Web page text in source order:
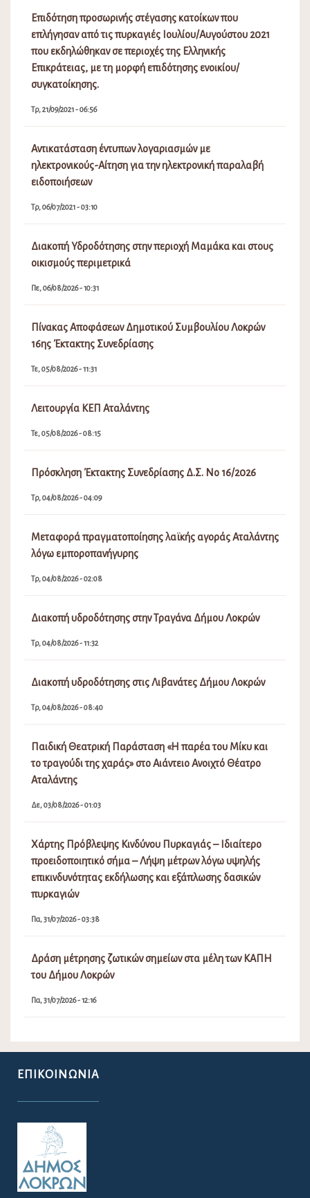
Επιδότηση προσωρινής στέγασης κατοίκων που
επλήγησαν από τις πυρκαγιές Ιουλίου/Αυγούστου 2021
που εκδηλώθηκαν σε περιοχές της Ελληνικής
Επικράτειας, με τη μορφή επιδότησης ενοικίου/
συγκατοίκησης.
Τρ, 21/09/2021 - 06:56
Αντικατάσταση έντυπων λογαριασμών με
ηλεκτρονικούς-Αίτηση για την ηλεκτρονική παραλαβή
ειδοποιήσεων
Τρ, 06/07/2021 - 03:10
Διακοπή Υδροδότησης στην περιοχή Μαμάκα και στους
οικισμούς περιμετρικά
Πε, 06/08/2026 - 10:31
Πίνακας Αποφάσεων Δημοτικού Συμβουλίου Λοκρών
16ης Έκτακτης Συνεδρίασης
Τε, 05/08/2026 - 11:31
Λειτουργία ΚΕΠ Αταλάντης
Τε, 05/08/2026 - 08:15
Πρόσκληση Έκτακτης Συνεδρίασης Δ.Σ. Νο 16/2026
Τρ, 04/08/2026 - 04:09
Μεταφορά πραγματοποίησης λαϊκής αγοράς Αταλάντης
λόγω εμποροπανήγυρης
Τρ, 04/08/2026 - 02:08
Διακοπή υδροδότησης στην Τραγάνα Δήμου Λοκρών
Τρ, 04/08/2026 - 11:32
Διακοπή υδροδότησης στις Λιβανάτες Δήμου Λοκρών
Τρ, 04/08/2026 - 08:40
Παιδική Θεατρική Παράσταση «Η παρέα του Μίκυ και
το τραγούδι της χαράς» στο Αιάντειο Ανοιχτό Θέατρο
Αταλάντης
Δε, 03/08/2026 - 01:03
Χάρτης Πρόβλεψης Κινδύνου Πυρκαγιάς – Ιδιαίτερο
προειδοποιητικό σήμα – Λήψη μέτρων λόγω υψηλής
επικινδυνότητας εκδήλωσης και εξάπλωσης δασικών
πυρκαγιών
Πα, 31/07/2026 - 03:38
Δράση μέτρησης ζωτικών σημείων στα μέλη των ΚΑΠΗ
του Δήμου Λοκρών
Πα, 31/07/2026 - 12:16
ΕΠΙΚΟΙΝΩΝΊΑ